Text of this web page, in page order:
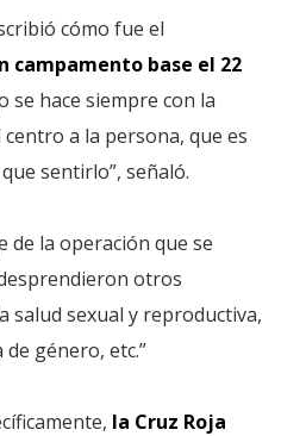
cómo fue el
campamento base el 22
se hace siempre con la
a la persona, que es
sentirlo”, señaló.
de la operación que se
otros
salud sexual y reproductiva,
género, etc.”
la Cruz Roja